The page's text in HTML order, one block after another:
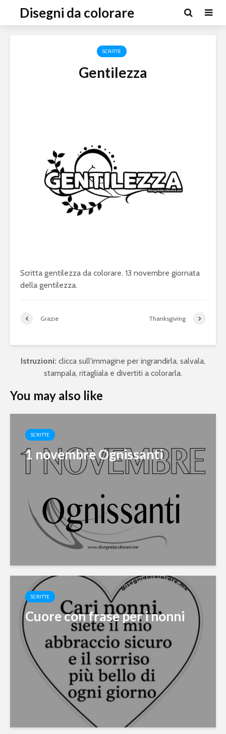
Disegni da colorare
SCRITTE
Gentilezza
Scritta gentilezza da colorare. 13 novembre giornata
della gentilezza.
Grazie Thanksgiving
Istruzioni: clicca sull'immagine per ingrandirla, salvala,
stampala, ritagliala e divertiti a colorarla.
You may also like
SCRITTE
1 novembre Ognissanti
SCRITTE
Cuore con frase per i nonni